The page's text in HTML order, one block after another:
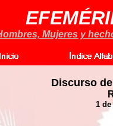
Mujeres y
Discurso
1